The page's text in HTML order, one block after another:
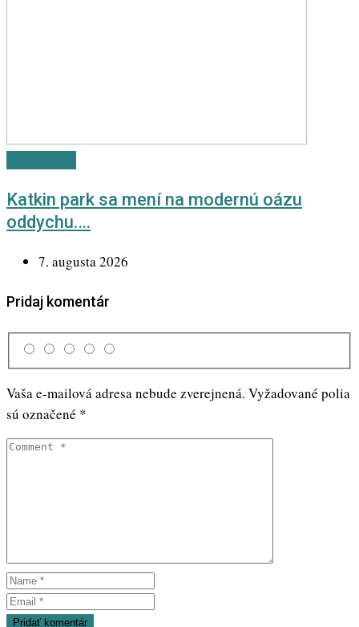
Katkin park sa mení na modernú oázu
oddychu.…
7. augusta 2026
Pridaj komentár
Vaša e-mailová adresa nebude zverejnená. Vyžadované polia
sú označené *